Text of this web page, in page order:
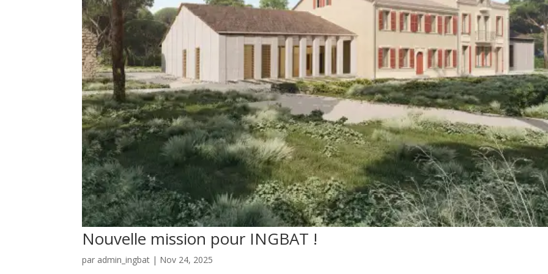
Nouvelle mission pour INGBAT !
par admin_ingbat | Nov 24, 2025